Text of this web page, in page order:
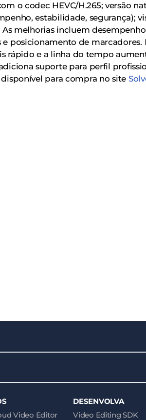
o codec HEVC/H.265; versão
estabilidade, segurança);
melhorias incluem desempenho
posicionamento de marcadores.
rápido e a linha do tempo
suporte para perfil
para compra no site
Video Editor
DESENVOLVA
Video Editing SDK